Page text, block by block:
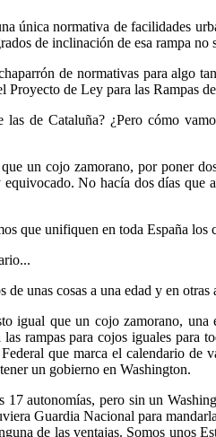
única normativa de facilidades
de inclinación de esa rampa
de normativas para algo
Proyecto de Ley para las Rampas
las de Cataluña? ¿Pero cómo
un cojo zamorano, por poner
No hacía dos días
que unifiquen en toda España
unas cosas a una edad y en
igual que un cojo zamorano,
rampas para cojos iguales para
que marca el calendario
un gobierno en Washington.
autonomías, pero sin un
Guardia Nacional para
de las ventajas. Somos unos